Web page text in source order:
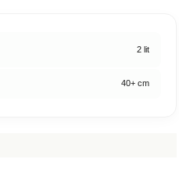
2 lit
40+ cm